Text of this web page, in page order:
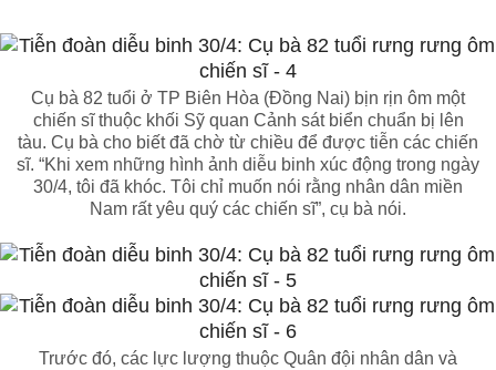
Cụ bà 82 tuổi ở TP Biên Hòa (Đồng Nai) bịn rịn ôm một
chiến sĩ thuộc khối Sỹ quan Cảnh sát biển chuẩn bị lên
tàu. Cụ bà cho biết đã chờ từ chiều để được tiễn các chiến
sĩ. “Khi xem những hình ảnh diễu binh xúc động trong ngày
30/4, tôi đã khóc. Tôi chỉ muốn nói rằng nhân dân miền
Nam rất yêu quý các chiến sĩ”, cụ bà nói.
Trước đó, các lực lượng thuộc Quân đội nhân dân và